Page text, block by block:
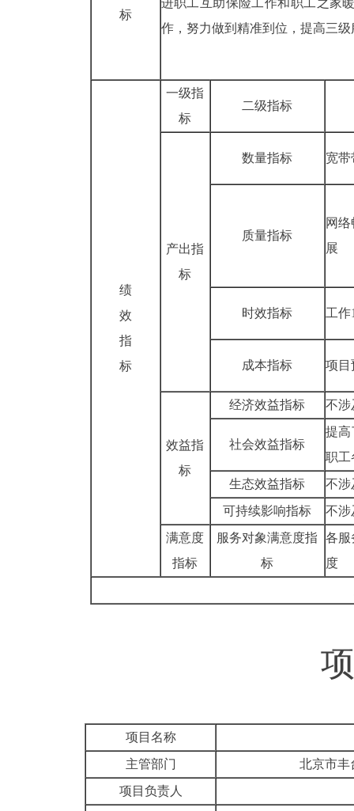
标
进职工互助保险 工作和职工之家
作，努力做到精准到位 ， 提高三级
绩
效
指
标
一级指
标
二级指标
产出指
标
数量指标 宽带
质量指标
网络
展
时效指标 工作
成本指标 项目
效益指
标
经济效益指标 不涉
社会效益指标
提高
职工
生态效益指标
不涉
可持续影响指标
不涉
满意度
指标
服务对象满意度指
标
各服
度
项目名称
主管部门
北京市丰
项目负责人